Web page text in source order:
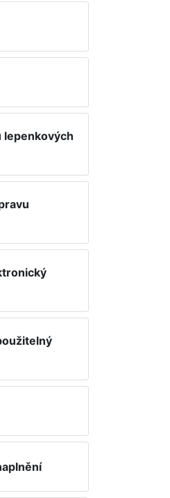
lepenkových